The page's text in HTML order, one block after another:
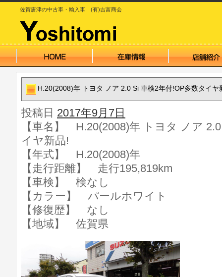
佐賀唐津の中古車・輸入車 (有)吉富商会
H.20(2008)年 トヨタ ノア 2.0 Si 車検2年付!OP多数タイヤ
投稿日 2017年9月7日
【車名】 H.20(2008)年 トヨタ ノア
イヤ新品!
【年式】 H.20(2008)年
【走行距離】 走行195,819km
【車検】 検なし
【カラー】 パールホワイト
【修復歴】 なし
【地域】 佐賀県